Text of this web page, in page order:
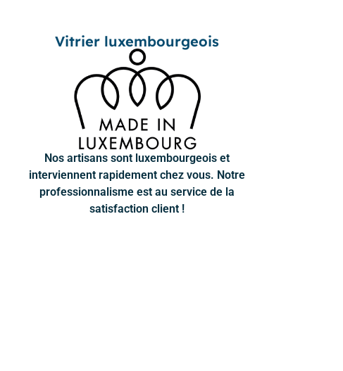
Vitrier luxembourgeois
Nos artisans sont luxembourgeois et
interviennent rapidement chez vous. Notre
professionnalisme est au service de la
satisfaction client !